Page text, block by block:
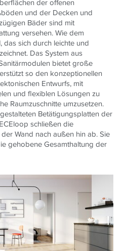
der offenen
und der Decken und
Bäder sind mit
versehen. Wie dem
sich durch leichte und
Das System aus
bietet große
so den konzeptionellen
Entwurfs, mit
und flexiblen Lösungen zu
Raumzuschnitte umzusetzen.
Betätigungsplatten der
schließen die
Wand nach außen hin ab. Sie
gehobene Gesamthaltung der